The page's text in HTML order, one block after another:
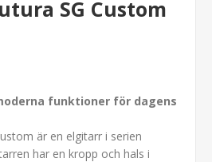
SG Custom
funktioner för dagens
är en elgitarr i serien
har en kropp och hals i